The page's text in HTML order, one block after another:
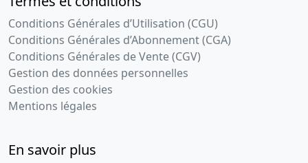
Conditions Générales d’Utilisation (CGU)
Conditions Générales d’Abonnement (CGA)
Conditions Générales de Vente (CGV)
Gestion des données personnelles
Gestion des cookies
Mentions légales
En savoir plus